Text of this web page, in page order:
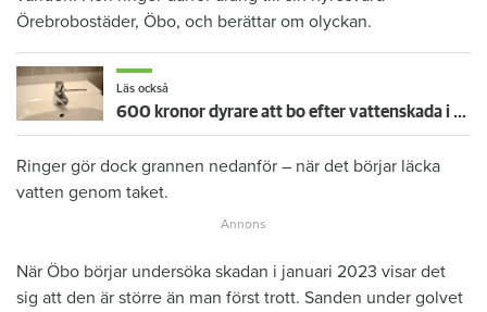
Örebrobostäder, Öbo, och berättar om olyckan.
Läs också
600 kronor dyrare att bo efter vattenskada i Varberg
Ringer gör dock grannen nedanför – när det börjar läcka
vatten genom taket.
När Öbo börjar undersöka skadan i januari 2023 visar det
sig att den är större än man först trott. Sanden under golvet